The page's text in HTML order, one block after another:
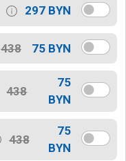
297 BYN
438 75 BYN
438
75
BYN
438
75
BYN